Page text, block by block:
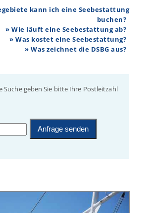
kann ich eine Seebestattung
buchen?
» Wie läuft eine Seebestattung ab?
» Was kostet eine Seebestattung?
» Was zeichnet die DSBG aus?
Suche geben Sie bitte Ihre Postleitzahl